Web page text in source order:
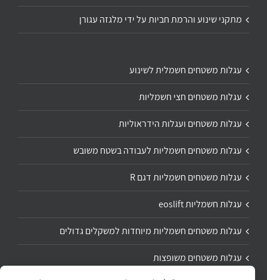
מתקני שינוע והרמת חביות על ידי מלגזה עגורן
עגלות משטחים חשמלית לשינוע
עגלות משטחים חצי חשמליות
עגלות משטחים ועגלות הידראוליות
עגלות משטחים חשמליות לעבודה בשטח משובש
עגלות משטחים חשמליות דגם R
עגלות חשמליות eoslift
עגלות משטחים חשמליות מיוחדות למשקלים גדולים
עגלות משטחים משופצות